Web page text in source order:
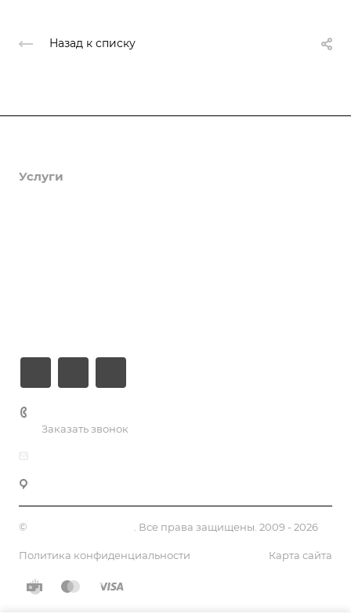
Назад к списку
Услуги
Заказать звонок
© . Все права защищены. 2009 - 2026
Политика конфиденциальности Карта сайта